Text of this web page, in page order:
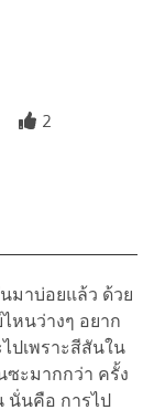
2
มาบ่อยแล้ว ด้วย
หนว่างๆ อยาก
ปเพราะสีสันใน
ซะมากกว่า ครั้ง
นั่นคือ การไป